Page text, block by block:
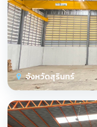
จังหวัดสุรินทร์